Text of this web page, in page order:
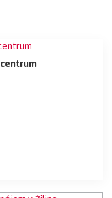
ID 2878 Prenájom: prevádzkový priestor, centrum